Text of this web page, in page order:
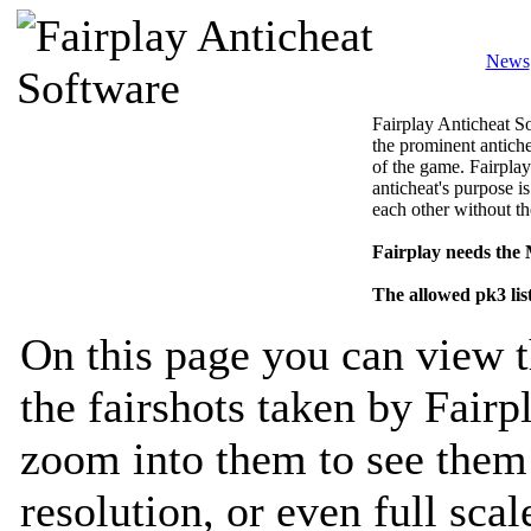
News
Fairplay Anticheat
the prominent
of the game.
anticheat's purpose
each other without
Fairplay needs
The allowed pk3
On this page you can view
the fairshots taken by
zoom into them to see
resolution, or even full